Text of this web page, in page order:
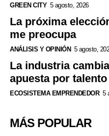
GREEN CITY 5 agosto, 2026
La próxima
me preocupa
ANÁLISIS Y OPINIÓN 5 agosto,
La industria
apuesta por
ECOSISTEMA EMPRENDEDOR 5
MÁS POPULAR